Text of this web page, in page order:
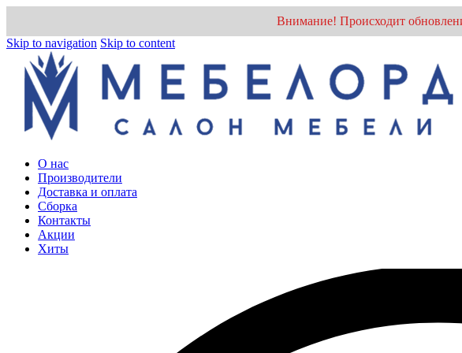
Внимание! Происходит
Skip to navigation Skip to content
О нас
Производители
Доставка и оплата
Cборка
Контакты
Акции
Хиты